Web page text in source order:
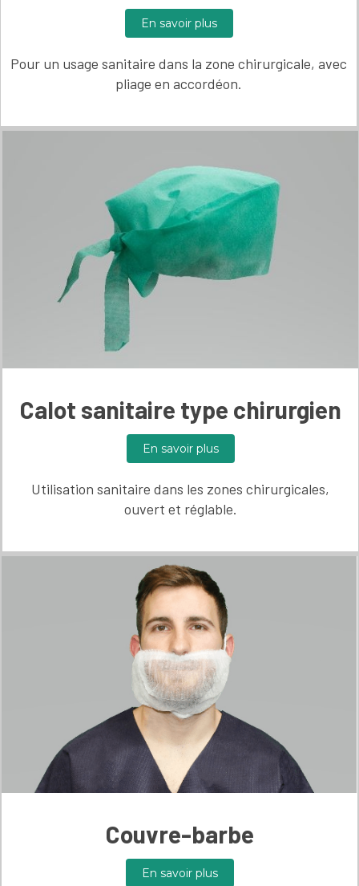
En savoir plus
Pour un usage sanitaire dans la zone chirurgicale, avec
pliage en accordéon.
Calot sanitaire type chirurgien
En savoir plus
Utilisation sanitaire dans les zones chirurgicales,
ouvert et réglable.
Couvre-barbe
En savoir plus